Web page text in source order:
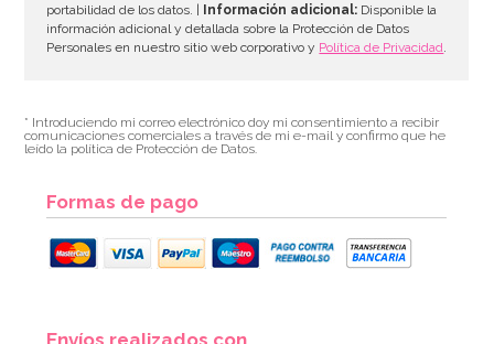
Globo Foil Harry Potter Hogwarts Houses 45 cm
portabilidad de los datos. |
Información adicional: Disponible la
información adicional y detallada sobre la Protección de Datos
Personales en nuestro sitio web corporativo y Política de Privacidad.
* Introduciendo mi correo electrónico doy mi consentimiento a recibir
comunicaciones comerciales a través de mi e-mail y confirmo que he
leído la política de Protección de Datos.
Formas de pago
Envíos realizados con